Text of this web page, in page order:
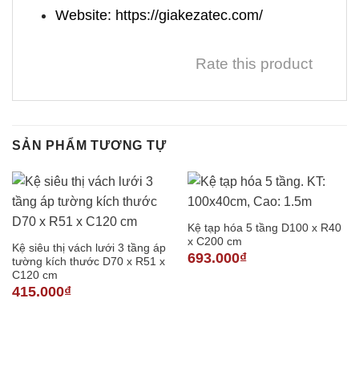
Website: https://giakezatec.com/
Rate this product
SẢN PHẨM TƯƠNG TỰ
Kệ siêu thị vách lưới 3 tầng áp
tường kích thước D70 x R51 x
C120 cm
415.000₫
Kệ tạp hóa 5 tầng D100 x R40
x C200 cm
693.000₫